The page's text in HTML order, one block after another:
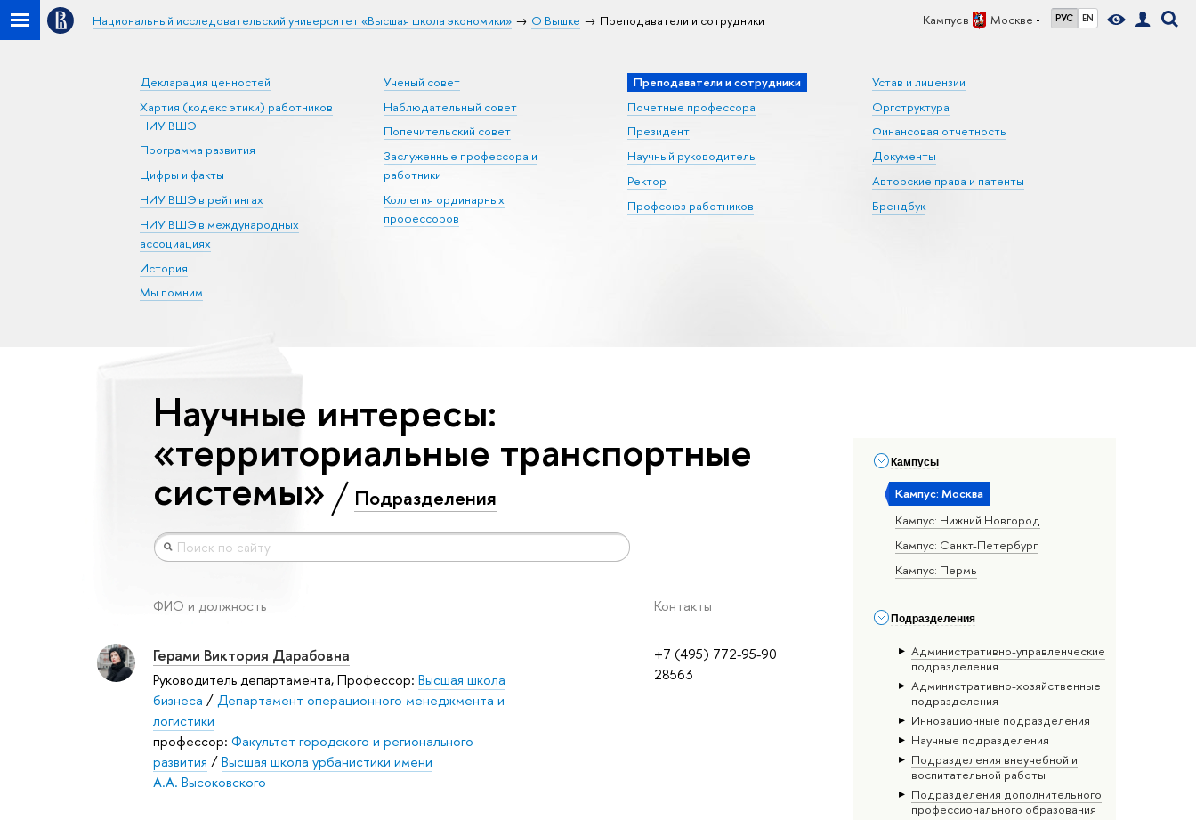
Кампус в Москве РУС EN
Национальный исследовательский университет «Высшая школа экономики» О Вышке Преподаватели и сотрудники
Декларация ценностей
Хартия (кодекс этики) работников
НИУ ВШЭ
Программа развития
Цифры и факты
НИУ ВШЭ в рейтингах
НИУ ВШЭ в международных
ассоциациях
История
Мы помним
Ученый совет
Наблюдательный совет
Попечительский совет
Заслуженные профессора и
работники
Коллегия ординарных
профессоров
Преподаватели и сотрудники
Почетные профессора
Президент
Научный руководитель
Ректор
Профсоюз работников
Устав и лицензии
Оргструктура
Финансовая отчетность
Документы
Авторские права и патенты
Брендбук
Кампусы
Кампус: Москва
Кампус: Нижний Новгород
Кампус: Санкт-Петербург
Кампус: Пермь
Подразделения
Административно-управленческие
подразделения
Административно-хозяйственные
подразделения
Инновационные подразделения
Научные подразделения
Подразделения внеучебной и
воспитательной работы
Подразделения дополнительного
профессионального образования
Научные интересы:
«территориальные транспортные
системы» Подразделения
ФИО и должность Контакты
+7 (495) 772-95-90
28563
Герами Виктория Дарабовна
Руководитель департамента, Профессор: Высшая школа
бизнеса /Департамент операционного менеджмента и
логистики
профессор: Факультет городского и регионального
развития /Высшая школа урбанистики имени
А.А. Высоковского